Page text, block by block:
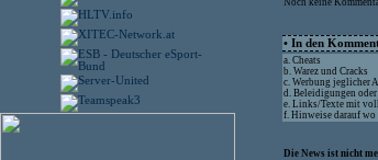
Noch keine
• In den
a. Cheats
b. Warez und Cracks
c. Werbung jeglicher
d. Beleidigungen oder
e. Links/Texte mit
f. Hinweise darauf wo
Die News ist nicht